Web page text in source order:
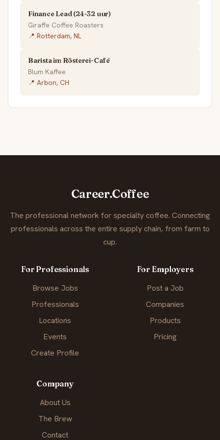
Finance Lead (24-32 uur)
Giraffe Coffee Roasters
📍 Rotterdam, NL
Barista im Rösterei-Café
Blum Kaffee
📍 Arbon, CH
Career.Coffee
The professional network for specialty coffee. Connecting
professionals across the entire supply chain, from farm to
cup.
For Professionals
Browse Jobs
Professionals
Locations
Events
Create Profile
For Employers
Post a Job
Companies
Products
Pricing
Company
About Us
The Brew
Contact